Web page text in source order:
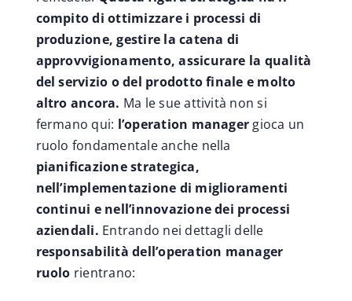
compito di ottimizzare i processi di
produzione, gestire la catena di
approvvigionamento, assicurare la qualità
del servizio o del prodotto finale e molto
altro ancora. Ma le sue attività non si
fermano qui: l’operation manager gioca un
ruolo fondamentale anche nella
pianificazione strategica,
nell’implementazione di miglioramenti
continui e nell’innovazione dei processi
aziendali. Entrando nei dettagli delle
responsabilità dell’operation manager
ruolo rientrano: